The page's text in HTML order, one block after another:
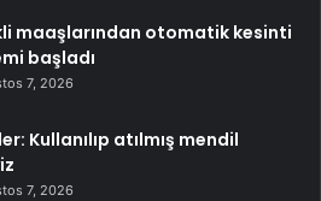
maaşlarından otomatik kesinti
başladı
7, 2026
Kullanılıp atılmış mendil
7, 2026